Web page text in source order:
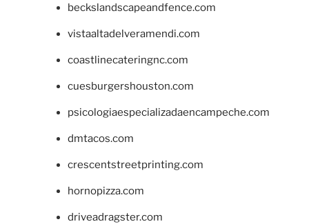
beckslandscapeandfence.com
vistaaltadelveramendi.com
coastlinecateringnc.com
cuesburgershouston.com
psicologiaespecializadaencampeche.com
dmtacos.com
crescentstreetprinting.com
hornopizza.com
driveadragster.com